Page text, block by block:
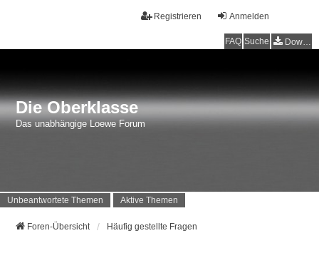
Anmelden
Registrieren
FAQ Suche Downloads
Die Oberklasse
Das unabhängige Loewe Forum
Unbeantwortete Themen Aktive Themen
Foren-Übersicht Häufig gestellte Fragen